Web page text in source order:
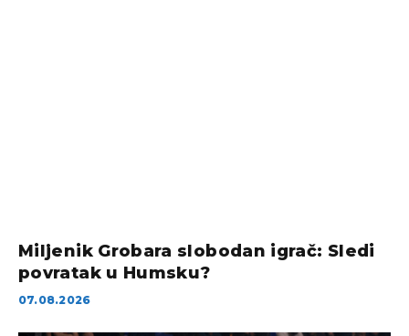
Miljenik Grobara slobodan igrač: Sledi
povratak u Humsku?
07.08.2026